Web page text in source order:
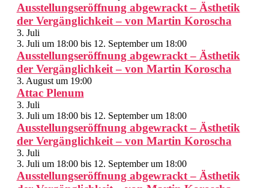
Ausstellungseröffnung abgewrackt – Ästhetik
der Vergänglichkeit – von Martin Koroscha
3. Juli
3. Juli um 18:00bis 12. September um 18:00
Ausstellungseröffnung abgewrackt – Ästhetik
der Vergänglichkeit – von Martin Koroscha
3. August um 19:00
Attac Plenum
3. Juli
3. Juli um 18:00bis 12. September um 18:00
Ausstellungseröffnung abgewrackt – Ästhetik
der Vergänglichkeit – von Martin Koroscha
3. Juli
3. Juli um 18:00bis 12. September um 18:00
Ausstellungseröffnung abgewrackt – Ästhetik